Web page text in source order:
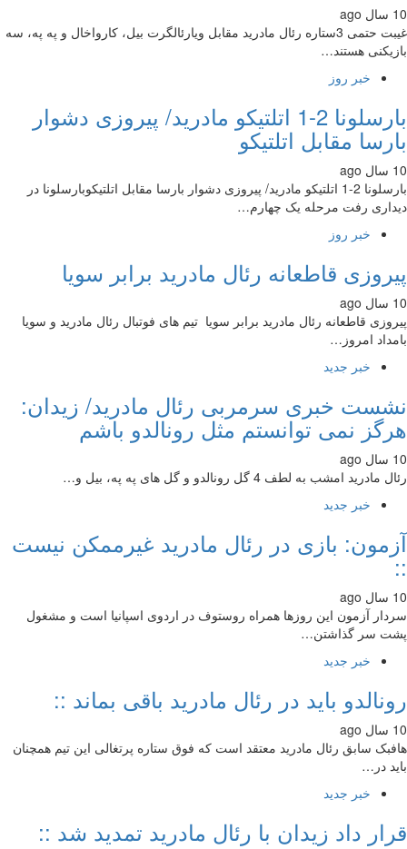
غیبت حتمی 3ستاره رئال مادرید مقابل ویارئالگرت بیل، کارواخال و په په، سه
هستند…
خبر روز
بارسلونا 2-1 اتلتیکو مادرید/ پیروزی دشوار
مقابل اتلتیکو
بارسلونا 2-1 اتلتیکو مادرید/ پیروزی دشوار بارسا مقابل اتلتیکوبارسلونا در
رفت مرحله یک چهارم…
خبر روز
قاطعانه رئال مادرید برابر سویا
قاطعانه رئال مادرید برابر سویا تیم های فوتبال رئال مادرید و سویا
امروز…
خبر جدید
خبری سرمربی رئال مادرید/ زیدان:
نمی توانستم مثل رونالدو باشم
امشب به لطف 4 گل رونالدو و گل های په په، بیل و…
خبر جدید
بازی در رئال مادرید غیرممکن نیست
آزمون این روزها همراه روستوف در اردوی اسپانیا است و مشغول
سر گذاشتن…
خبر جدید
باید در رئال مادرید باقی بماند ::
سابق رئال مادرید معتقد است که فوق ستاره پرتغالی این تیم همچنان
در…
خبر جدید
داد زیدان با رئال مادرید تمدید شد ::